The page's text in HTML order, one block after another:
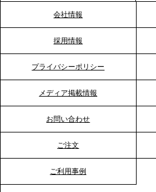
2026.1.23
RKB毎日放送「RKB NEWS」
巻きケータリング」が紹介され
2026.1.20
る？「恵方巻きケータリング」
ーションを活性化
2025.12.12
会社情報
採用情報
プライバシーポリシー
メディア掲載情報
お問い合わせ
ご注文
ご利用事例